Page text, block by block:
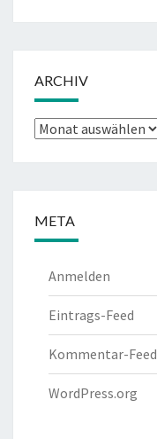
ARCHIV
Archiv
META
Anmelden
Eintrags-Feed
Kommentar-Feed
WordPress.org